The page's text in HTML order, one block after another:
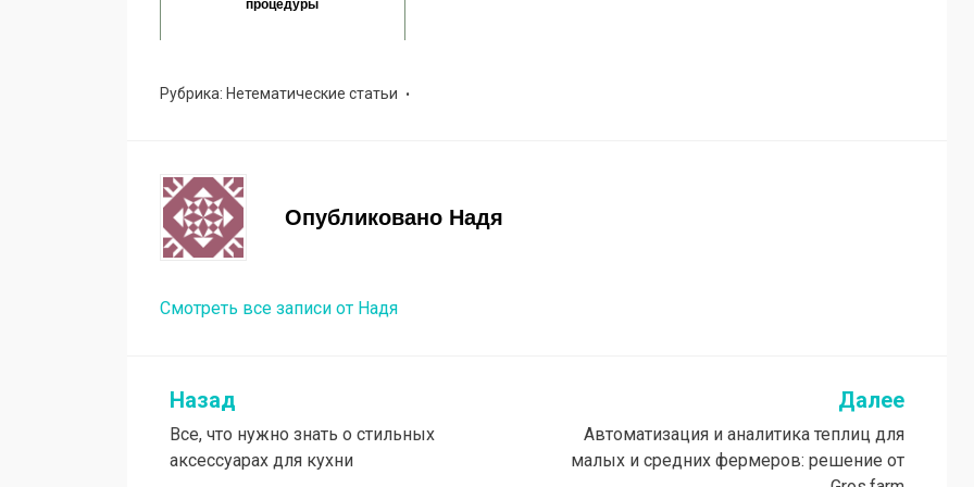
процедуры
Рубрика: Нетематические статьи
Опубликовано Надя
Смотреть все записи от Надя
Навигация
по
Назад
Все, что нужно знать о стильных
аксессуарах для кухни
Далее
Автоматизация и аналитика теплиц для
малых и средних фермеров: решение от